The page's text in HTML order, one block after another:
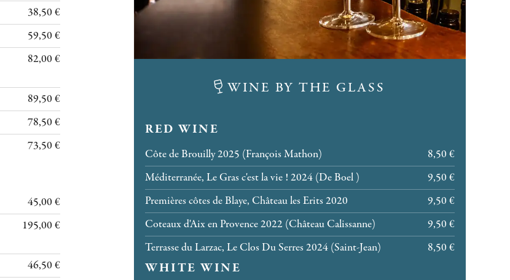
38,50 €
59,50 €
82,00 €
89,50 €
78,50 €
73,50 €
45,00 €
195,00 €
46,50 €
WINE BY THE GLASS
RED WINE
Côte de Brouilly 2025 (François Mathon)
8,50 €
Méditerranée, Le Gras c'est la vie ! 2024 (De Boel )
9,50 €
Premières côtes de Blaye, Château les Erits 2020
9,50 €
Coteaux d'Aix en Provence 2022 (Château Calissanne)
9,50 €
Terrasse du Larzac, Le Clos Du Serres 2024 (Saint-Jean)
8,50 €
WHITE WINE